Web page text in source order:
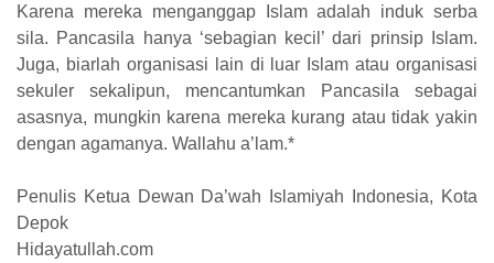
Karena mereka menganggap Islam adalah induk serba
sila. Pancasila hanya ‘sebagian kecil’ dari prinsip Islam.
Juga, biarlah organisasi lain di luar Islam atau organisasi
sekuler sekalipun, mencantumkan Pancasila sebagai
asasnya, mungkin karena mereka kurang atau tidak yakin
dengan agamanya. Wallahu a’lam.*
Penulis Ketua Dewan Da’wah Islamiyah Indonesia, Kota
Depok
Hidayatullah.com